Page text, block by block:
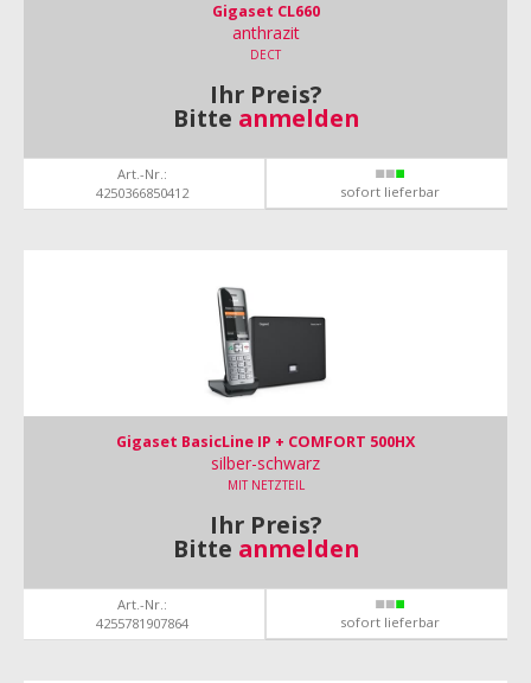
Gigaset CL660
anthrazit
DECT
Ihr Preis?
Bitte anmelden
Art.-Nr.:
4250366850412
sofort lieferbar
Gigaset BasicLine IP + COMFORT 500HX
silber-schwarz
MIT NETZTEIL
Ihr Preis?
Bitte anmelden
Art.-Nr.:
4255781907864
sofort lieferbar